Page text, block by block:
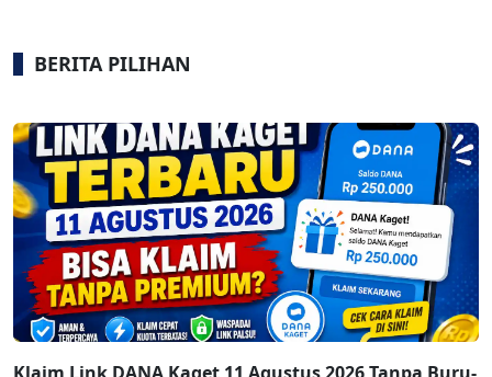
BERITA PILIHAN
Klaim Link DANA Kaget 11 Agustus 2026 Tanpa Buru-